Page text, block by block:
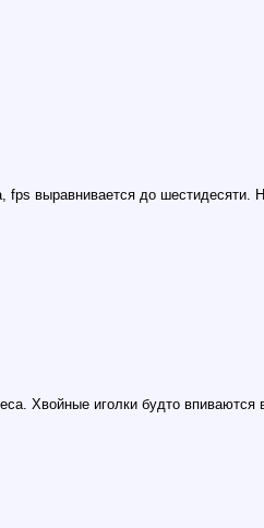
выравнивается до шестидесяти.
Хвойные иголки будто впиваются